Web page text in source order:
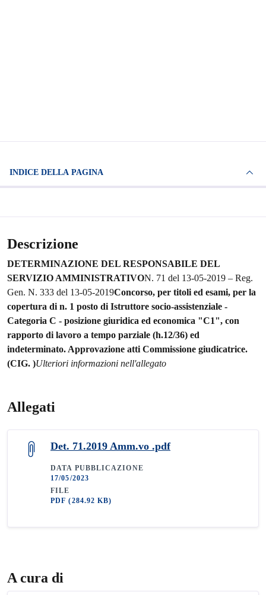
INDICE DELLA PAGINA
Descrizione
DETERMINAZIONE DEL RESPONSABILE DEL
SERVIZIO AMMINISTRATIVON. 71 del 13-05-2019 – Reg.
Gen. N. 333 del 13-05-2019Concorso, per titoli ed esami, per la
copertura di n. 1 posto di Istruttore socio-assistenziale -
Categoria C - posizione giuridica ed economica "C1", con
rapporto di lavoro a tempo parziale (h.12/36) ed
indeterminato. Approvazione atti Commissione giudicatrice.
(CIG. )Ulteriori informazioni nell'allegato
Allegati
Det. 71.2019 Amm.vo .pdf
DATA PUBBLICAZIONE
17/05/2023
FILE
PDF(284.92 KB)
A cura di